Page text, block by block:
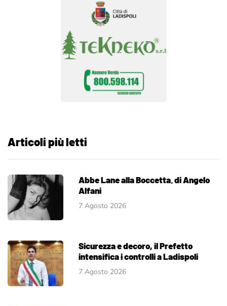
Articoli più letti
Abbe Lane alla Boccetta. di Angelo
Alfani
7 Agosto 2026
Sicurezza e decoro, il Prefetto
intensifica i controlli a Ladispoli
7 Agosto 2026